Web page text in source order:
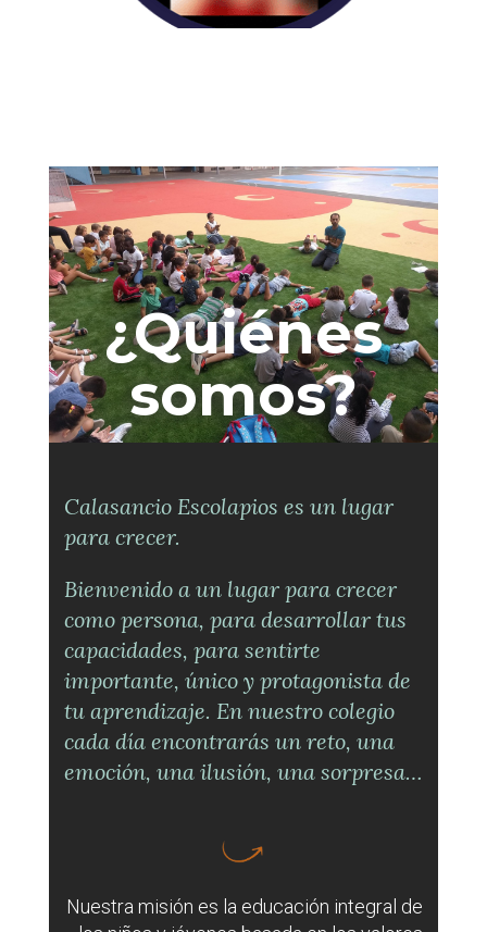
¿Quiénes
somos?
Calasancio Escolapios es un lugar
para crecer.
Bienvenido a un lugar para crecer
como persona, para desarrollar tus
capacidades, para sentirte
importante, único y protagonista de
tu aprendizaje. En nuestro colegio
cada día encontrarás un reto, una
emoción, una ilusión, una sorpresa…
Nuestra misión es la educación integral de